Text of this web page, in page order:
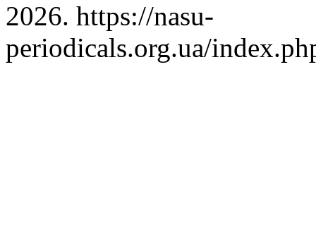
2026. https://nasu-
periodicals.org.ua/